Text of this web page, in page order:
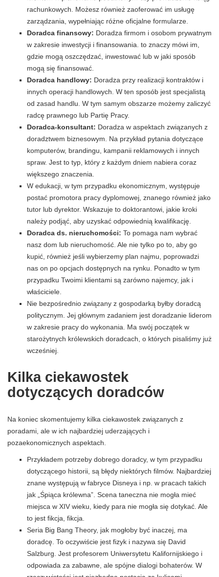
rachunkowych. Możesz również zaoferować im usługę
zarządzania, wypełniając różne oficjalne formularze.
Doradca finansowy: Doradza firmom i osobom prywatnym
w zakresie inwestycji i finansowania. to znaczy mówi im,
gdzie mogą oszczędzać, inwestować lub w jaki sposób
mogą się finansować.
Doradca handlowy: Doradza przy realizacji kontraktów i
innych operacji handlowych. W ten sposób jest specjalistą
od zasad handlu. W tym samym obszarze możemy zaliczyć
radcę prawnego lub Partię Pracy.
Doradca-konsultant: Doradza w aspektach związanych z
doradztwem biznesowym. Na przykład pytania dotyczące
komputerów, brandingu, kampanii reklamowych i innych
spraw. Jest to typ, który z każdym dniem nabiera coraz
większego znaczenia.
W edukacji, w tym przypadku ekonomicznym, występuje
postać promotora pracy dyplomowej, znanego również jako
tutor lub dyrektor. Wskazuje to doktorantowi, jakie kroki
należy podjąć, aby uzyskać odpowiednią kwalifikację.
Doradca ds. nieruchomości: To pomaga nam wybrać
nasz dom lub nieruchomość. Ale nie tylko po to, aby go
kupić, również jeśli wybierzemy plan najmu, poprowadzi
nas on po opcjach dostępnych na rynku. Ponadto w tym
przypadku Twoimi klientami są zarówno najemcy, jak i
właściciele.
Nie bezpośrednio związany z gospodarką byłby doradcą
politycznym. Jej głównym zadaniem jest doradzanie liderom
w zakresie pracy do wykonania. Ma swój początek w
starożytnych królewskich doradcach, o których pisaliśmy już
wcześniej.
Kilka ciekawostek
dotyczących doradców
Na koniec skomentujemy kilka ciekawostek związanych z
poradami, ale w ich najbardziej uderzających i
pozaekonomicznych aspektach.
Przykładem potrzeby dobrego doradcy, w tym przypadku
dotyczącego historii, są błędy niektórych filmów. Najbardziej
znane występują w fabryce Disneya i np. w pracach takich
jak „Śpiąca królewna”. Scena taneczna nie mogła mieć
miejsca w XIV wieku, kiedy para nie mogła się dotykać. Ale
to jest fikcja, fikcja.
Seria Big Bang Theory, jak mogłoby być inaczej, ma
doradcę. To oczywiście jest fizyk i nazywa się David
Salzburg. Jest profesorem Uniwersytetu Kalifornijskiego i
odpowiada za zabawne, ale spójne dialogi bohaterów. W